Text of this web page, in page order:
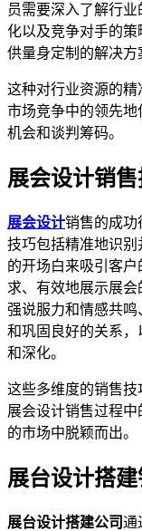
员需要深入了解行
化以及竞争对手的
供量身定制的解决方
这种对行业资源的
市场竞争中的领先
机会和谈判筹码。
展会设计销售
展会设计销售的成功
技巧包括精准地识
的开场白来吸引客
求、有效地展示展
强说服力和情感共
和巩固良好的关系
和深化。
这些多维度的销售
展会设计销售过程
的市场中脱颖而出。
展台设计搭建
展台设计搭建公司通